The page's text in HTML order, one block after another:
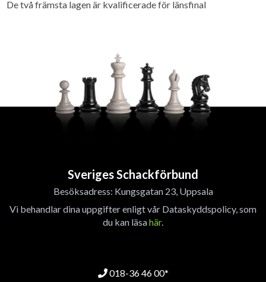
De två främsta lagen är kvalificerade för länsfinal
Sveriges Schackförbund
Besöksadress: Kungsgatan 23, Uppsala
Vi behandlar dina uppgifter enligt vår Dataskyddspolicy, som
du kan läsahär.
018-36 46 00*